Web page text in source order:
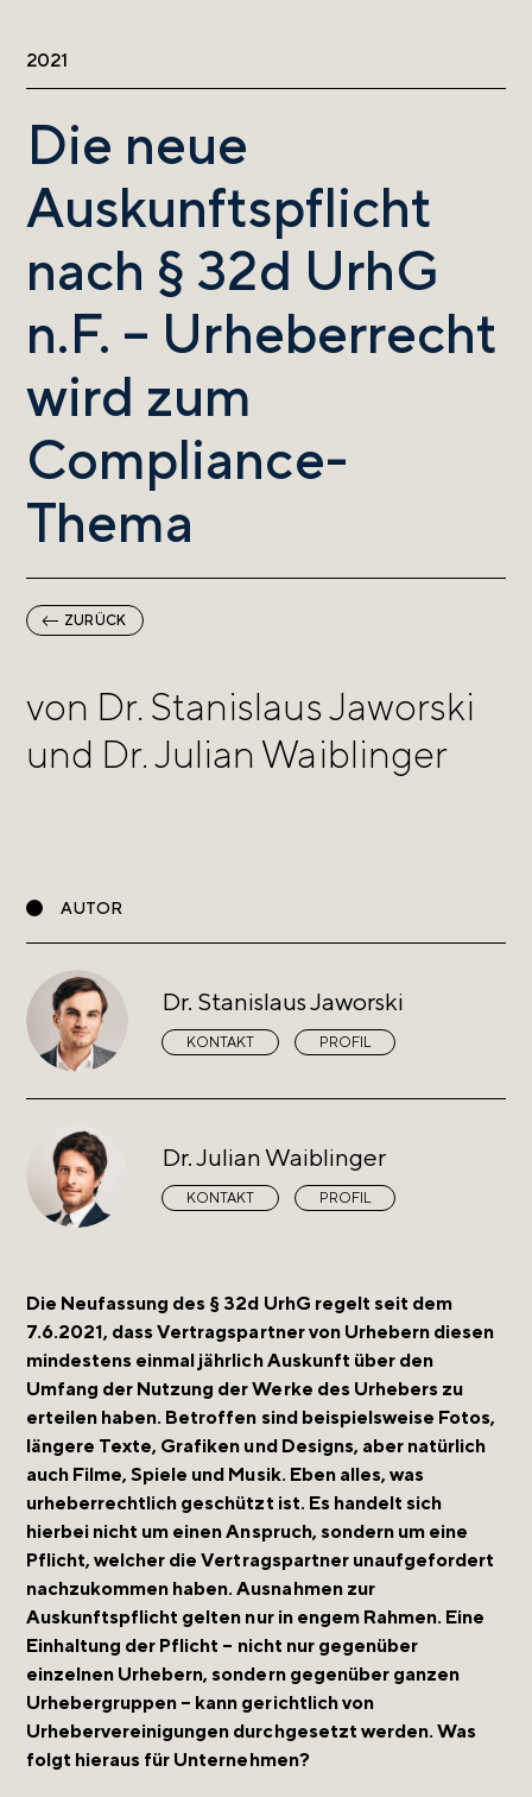
2021
Die neue
Auskunftspflicht
nach § 32d UrhG
n.F. – Urheberrecht
wird zum
Compliance-
Thema
ZURÜCK
von Dr. Stanislaus Jaworski
und Dr. Julian Waiblinger
AUTOR
Dr. Stanislaus Jaworski
KONTAKT PROFIL
Dr. Julian Waiblinger
KONTAKT PROFIL
Die Neufassung des § 32d UrhG regelt seit dem
7.6.2021, dass Vertragspartner von Urhebern diesen
mindestens einmal jährlich Auskunft über den
Umfang der Nutzung der Werke des Urhebers zu
erteilen haben. Betroffen sind beispielsweise Fotos,
längere Texte, Grafiken und Designs, aber natürlich
auch Filme, Spiele und Musik. Eben alles, was
urheberrechtlich geschützt ist. Es handelt sich
hierbei nicht um einen Anspruch, sondern um eine
Pflicht, welcher die Vertragspartner unaufgefordert
nachzukommen haben. Ausnahmen zur
Auskunftspflicht gelten nur in engem Rahmen. Eine
Einhaltung der Pflicht – nicht nur gegenüber
einzelnen Urhebern, sondern gegenüber ganzen
Urhebergruppen – kann gerichtlich von
Urhebervereinigungen durchgesetzt werden. Was
folgt hieraus für Unternehmen?